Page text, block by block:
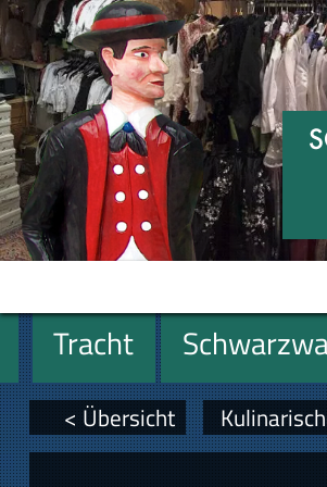
Tracht
Miniaturen
< Übersicht